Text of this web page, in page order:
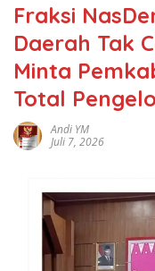
Fraksi
Daerah Tak
Minta
Total
Andi YM
Juli 7, 2026